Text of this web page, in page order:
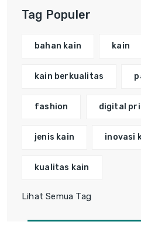
Tag Populer
bahan kain kain
kain berkualitas
fashion digital
jenis kain inovasi
kualitas kain
Lihat Semua Tag